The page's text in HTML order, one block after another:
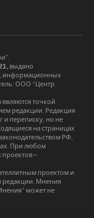
выдано
информационных
ООО “Центр
точкой
редакции. Редакция
и переписку, но не
на страницах
РФ,
При любом
проектов –
проектом и
редакции. Мнения
может не